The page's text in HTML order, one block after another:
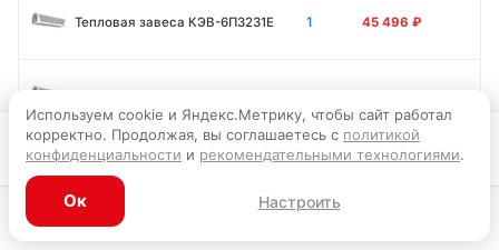
Главная
Тепловая завеса КЭВ-6П3231E 1 45 496 ₽
Тепловая завеса КЭВ-9П3011E 1.5 56 295₽
Используем cookie и Яндекс.Метрику, чтобы сайт работал
корректно. Продолжая, вы соглашаетесь с политикой
конфиденциальности и рекомендательными технологиями.
Ок Настроить
В корзину